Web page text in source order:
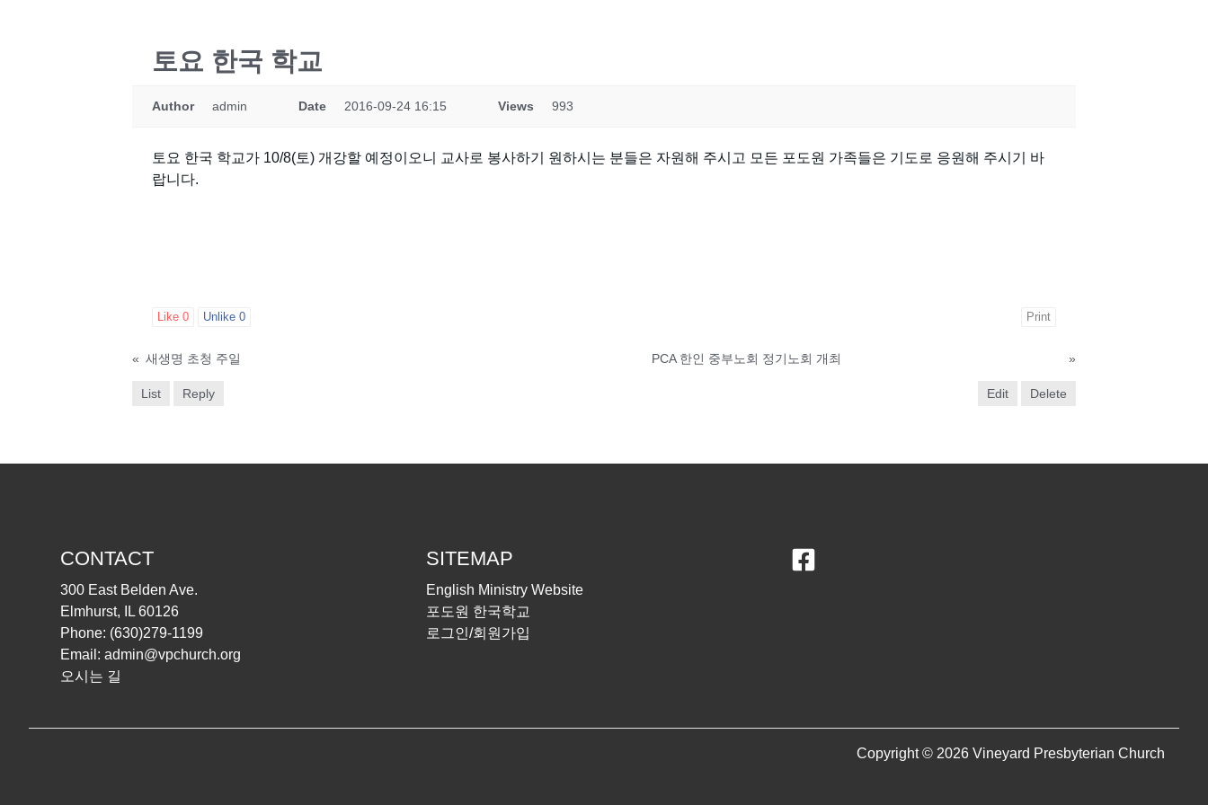
토요 한국 학교
Author admin Date 2016-09-24 16:15 Views 993
토요 한국 학교가 10/8(토) 개강할 예정이오니 교사로 봉사하기 원하시는 분들은 자원해 주시고 모든 포도원 가족들은 기도로 응원해 주시기 바
랍니다.
Like 0 Unlike 0 Print
« 새생명 초청 주일 PCA 한인 중부노회 정기노회 개최 »
List Reply Edit Delete
CONTACT
300 East Belden Ave.
Elmhurst, IL 60126
Phone: (630)279-1199
Email: admin@vpchurch.org
오시는 길
SITEMAP
English Ministry Website
포도원 한국학교
로그인/회원가입
Copyright © 2026 Vineyard Presbyterian Church